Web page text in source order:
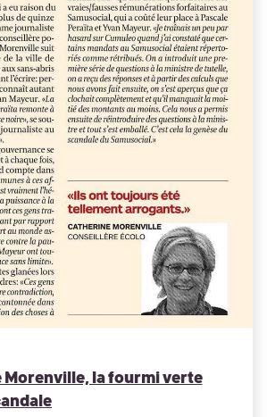
Morenville, la fourmi verte